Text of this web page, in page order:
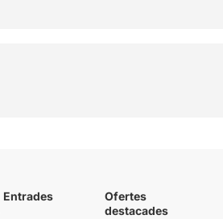
Entrades
Ofertes
destacades